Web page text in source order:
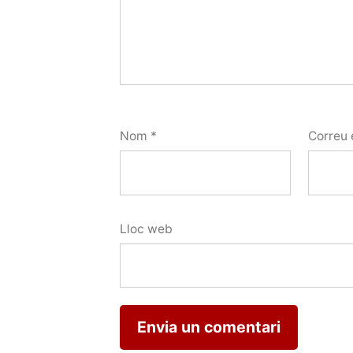
Nom * Correu
Lloc web